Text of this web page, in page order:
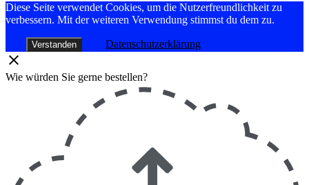
Diese Seite verwendet Cookies, um die Nutzerfreundlichkeit zu
verbessern. Mit der weiteren Verwendung stimmst du dem zu.
Verstanden Datenschutzerklärung
Wie würden Sie gerne bestellen?